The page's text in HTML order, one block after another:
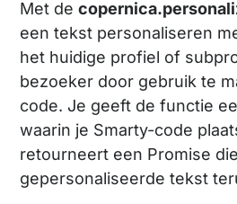
Met de
een tekst personaliseren
het huidige profiel of
bezoeker door gebruik te
code. Je geeft de functie
waarin je Smarty-code
retourneert een Promise
gepersonaliseerde tekst